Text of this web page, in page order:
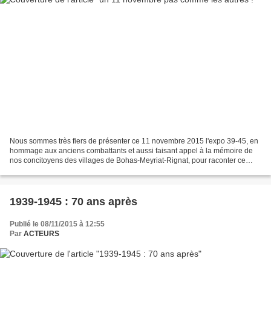
Nous sommes très fiers de présenter ce 11 novembre 2015 l'expo 39-45, en
hommage aux anciens combattants et aussi faisant appel à la mémoire de
nos concitoyens des villages de Bohas-Meyriat-Rignat, pour raconter ce
1939-1945 : 70 ans après
Publié le 08/11/2015 à 12:55
Par ACTEURS